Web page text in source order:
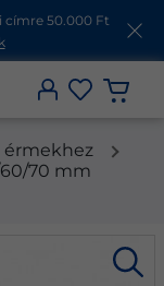
címre 50.000 Ft
érmekhez
70 mm